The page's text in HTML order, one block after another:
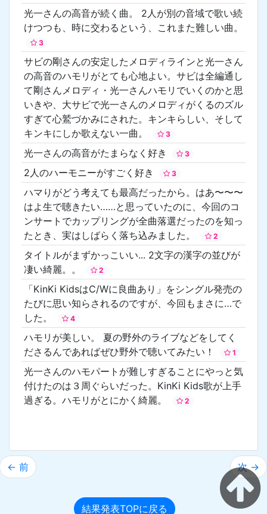
光一さんの高音が続く曲。 2人が別の音域で歌い続
けつつも、時に交わるという、これまた難しい曲。
3
サビの剛さんの安定したメロディラインと光一さん
の高音のハモリがとても心地よい。サビは全編通し
て剛さんメロディ・光一さんハモリでいくのかと思
いきや、大サビで光一さんのメロディがくるのズル
すぎて心鷲づかみにされた。キンキらしい、そして
キンキにしか歌えない一曲。
3
光一さんの高音がたまらなく好き 3
2人のハーモニーがすごく好き 3
ハマりがどう考えても最高だったから。はあ〜〜〜
はよ生で聴きたい……と思っていたのに、今回のコ
ンサートでカップリングが全曲落選だったのを知っ
たとき、実はしばらく落ち込みました。
2
タイトルがまずかっこいい... 2文字の漢字の並びが
凄い綺麗。。
2
「KinKi KidsはC/Wに良曲あり」をシングル発売の
たびに思い知らされるのですが、今回もまさに…で
した。
4
ハモリが美しい。 夏の野外のライブなどをしてく
ださるんであればぜひ野外で聴いてみたい！
1
光一さんのハモパートが難しすぎることにやっと気
付けたのは３周ぐらいだった。KinKi Kids歌が上手
過ぎる。ハモリがとにかく綺麗。
2
← 前 次 →
結果発表TOPに戻る